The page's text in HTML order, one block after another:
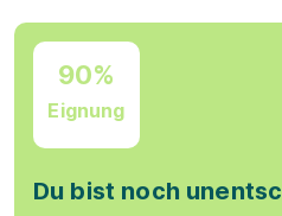
90%
Eignung
Du bist noch